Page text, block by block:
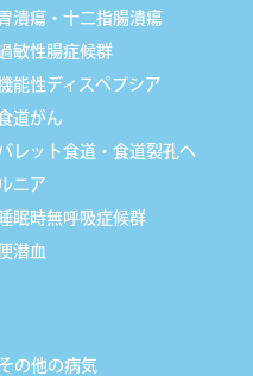
潰瘍・十二指腸潰瘍
敏性腸症候群
能性ディスペプシア
道がん
レット食道・食道裂孔ヘ
ニア
睡眠時無呼吸症候群
潜血
その他の病気